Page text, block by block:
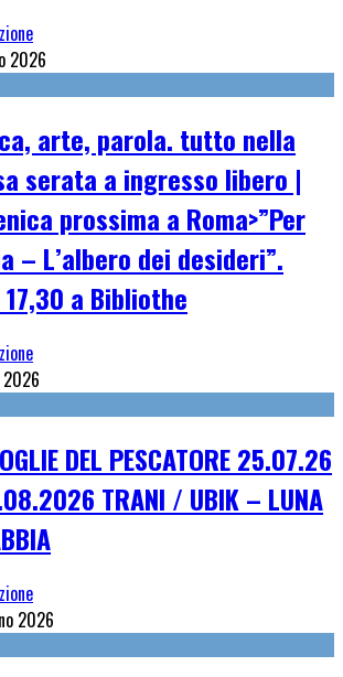
2026
arte, parola. tutto nella
serata a ingresso libero |
prossima a Roma>”Per
– L’albero dei desideri”.
a Bibliothe
DEL PESCATORE 25.07.26
TRANI / UBIK – LUNA
2026